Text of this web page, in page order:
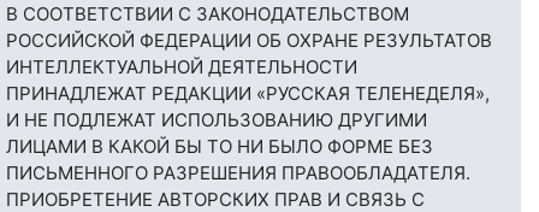
В СООТВЕТСТВИИ С ЗАКОНОДАТЕЛЬСТВОМ
РОССИЙСКОЙ ФЕДЕРАЦИИ ОБ ОХРАНЕ РЕЗУЛЬТАТОВ
ИНТЕЛЛЕКТУАЛЬНОЙ ДЕЯТЕЛЬНОСТИ
ПРИНАДЛЕЖАТ РЕДАКЦИИ «РУССКАЯ ТЕЛЕНЕДЕЛЯ»,
И НЕ ПОДЛЕЖАТ ИСПОЛЬЗОВАНИЮ ДРУГИМИ
ЛИЦАМИ В КАКОЙ БЫ ТО НИ БЫЛО ФОРМЕ БЕЗ
ПИСЬМЕННОГО РАЗРЕШЕНИЯ ПРАВООБЛАДАТЕЛЯ.
ПРИОБРЕТЕНИЕ АВТОРСКИХ ПРАВ И СВЯЗЬ С